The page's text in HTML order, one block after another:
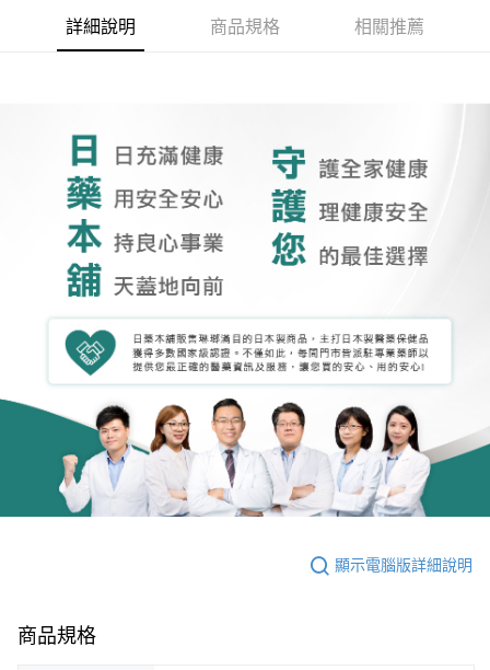
詳細說明 商品規格 相關推薦
顯示電腦版詳細說明
商品規格